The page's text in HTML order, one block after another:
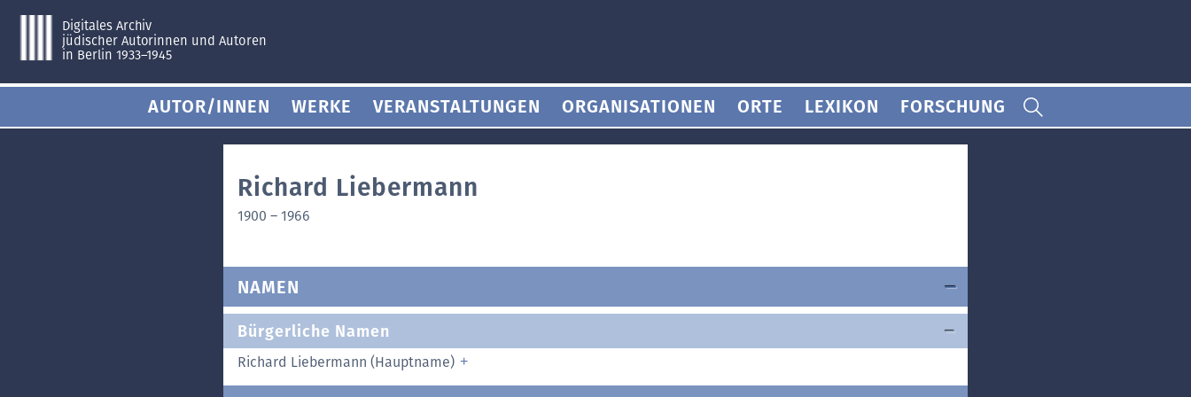
Digitales Archiv
jüdischer Autorinnen und Autoren
in Berlin 1933–1945
AUTOR/INNEN WERKE VERANSTALTUNGEN ORGANISATIONEN ORTE LEXIKON FORSCHUNG
Richard Liebermann
1900 – 1966
NAMEN
Bürgerliche Namen
Richard Liebermann (Hauptname)